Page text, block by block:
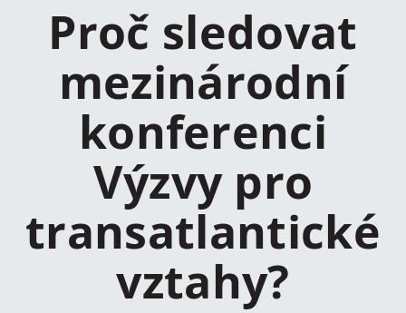
Proč sledovat
mezinárodní
konferenci
Výzvy pro
transatlantické
vztahy?